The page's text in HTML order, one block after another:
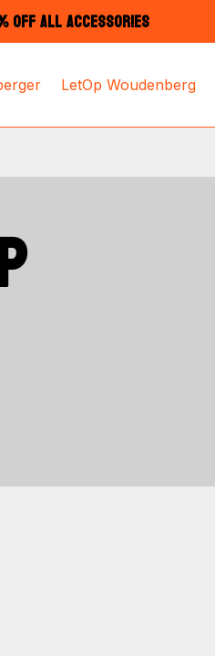
OFF ALL ACCESSORIES
LetOp Woudenberg